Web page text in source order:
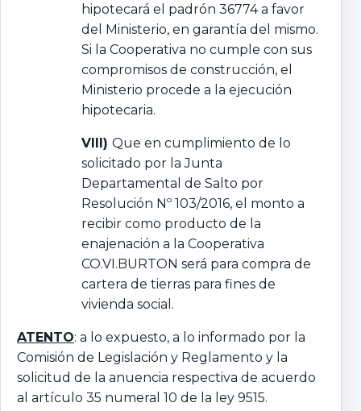
hipotecará el padrón 36774 a favor
del Ministerio, en garantía del mismo.
Si la Cooperativa no cumple con sus
compromisos de construcción, el
Ministerio procede a la ejecución
hipotecaria.
VIII) Que en cumplimiento de lo
solicitado por la Junta
Departamental de Salto por
Resolución Nº 103/2016, el monto a
recibir como producto de la
enajenación a la Cooperativa
CO.VI.BURTON será para compra de
cartera de tierras para fines de
vivienda social.
ATENTO: a lo expuesto, a lo informado por la
Comisión de Legislación y Reglamento y la
solicitud de la anuencia respectiva de acuerdo
al artículo 35 numeral 10 de la ley 9515.